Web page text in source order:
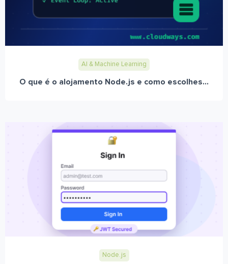
AI & Machine Learning
O que é o alojamento Node.js e como escolhes...
Node.js